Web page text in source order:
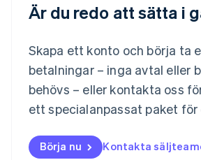
Är du redo att sätta i
Skapa ett konto och börja ta
betalningar – inga avtal eller
behövs – eller kontakta oss
ett specialanpassat paket
Börja nu Kontakta
Malaysia
English
Mexiko
EspañolEnglish
Nederländerna
NederlandsEnglish
English
Nya Zeeland